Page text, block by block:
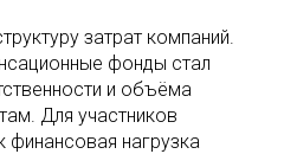
затрат компаний.
фонды стал
и объёма
Для участников
финансовая нагрузка